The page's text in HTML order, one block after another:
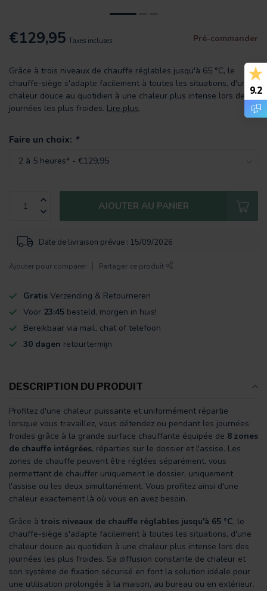
€129,95 Taxes incluses Pré-commander
Grâce à trois niveaux de chauffe réglables jusqu'à 65 °C, le
chauffe-siège s'adapte facilement à toutes les situations, d'une
chaleur douce au quotidien à une chaleur plus intense lors des
journées les plus froides. Lire plus.
Faire un choix: *
AJOUTER AU PANIER
Date de livraison prévue : 15/09/2026
Ajouter pour comparer Partager ce produit
Gratis Verzending & Retourneren
Voor 23:45 besteld, morgen in huis!
Bereikbaar via mail, chat of telefoon
30 dagen retourtermijn
DESCRIPTION DU PRODUIT
Profitez d'une chaleur puissante et uniformément répartie
lorsque vous travaillez, vous détendez ou pendant les journées
froides grâce à la grande surface chauffante équipée de 8 zones
de chauffe intégrées, réparties sur le dossier et l'assise. Les
zones de chauffe peuvent être réglées séparément, vous
permettant de chauffer uniquement le dossier, uniquement
l'assise ou les deux simultanément. Vous profitez ainsi d'une
chaleur exactement là où vous en avez besoin.
Grâce à trois niveaux de chauffe réglables jusqu'à 65 °C, le
chauffe-siège s'adapte facilement à toutes les situations, d'une
chaleur douce au quotidien à une chaleur plus intense lors des
journées les plus froides. Sa diffusion constante de chaleur et
son système de fixation sécurisé en font la solution idéale pour
une utilisation prolongée à la maison, au bureau ou en extérieur.
9.2